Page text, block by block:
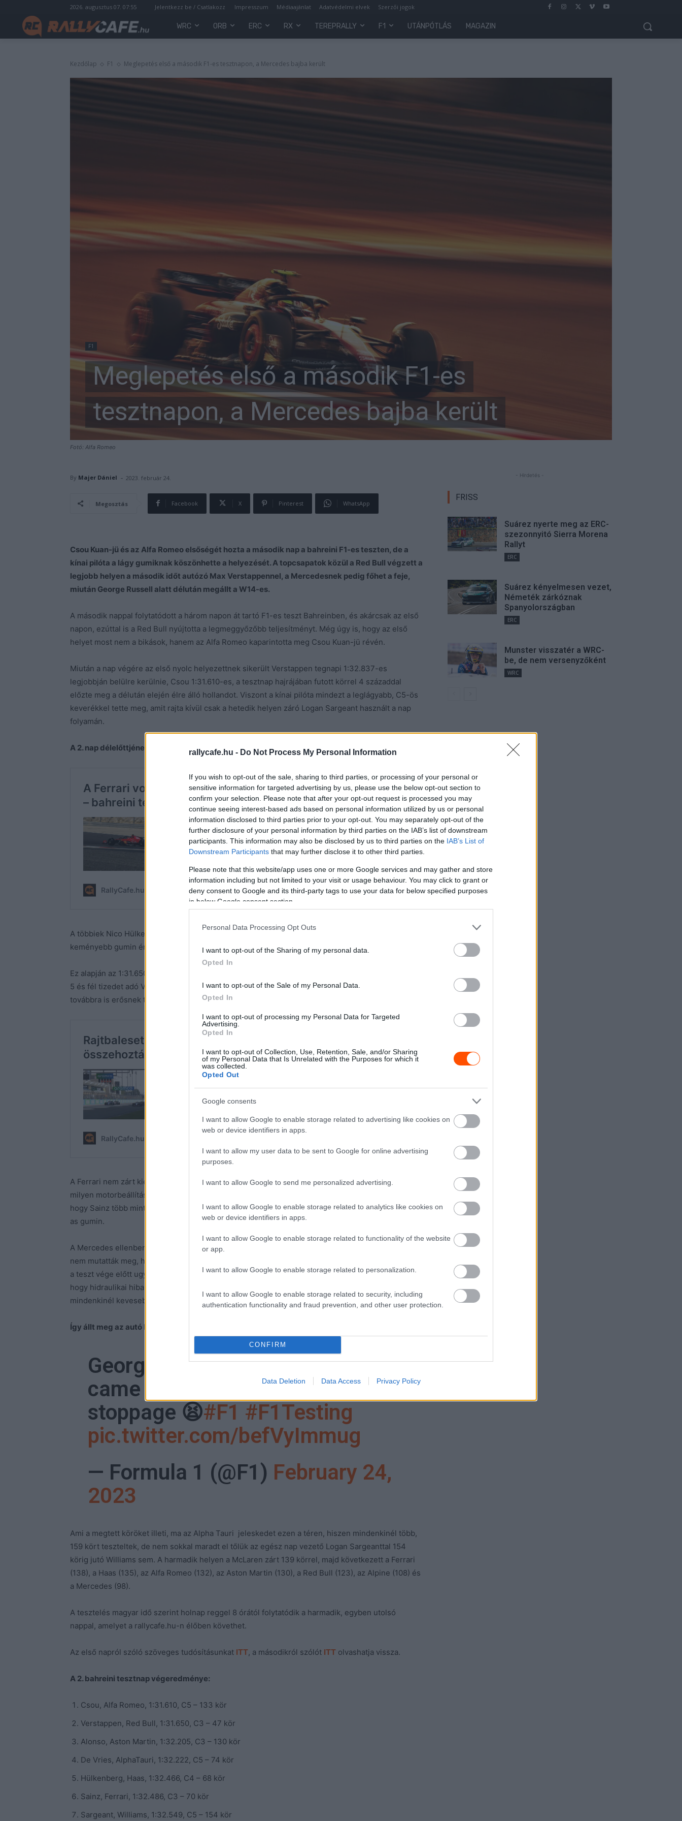
rallycafe.hu - Do Not Process My Personal Information
If you wish to opt-out of the sale, sharing to third parties, or processing of your personal or
sensitive information for targeted advertising by us, please use the below opt-out section to
confirm your selection. Please note that after your opt-out request is processed you may
continue seeing interest-based ads based on personal information utilized by us or personal
information disclosed to third parties prior to your opt-out. You may separately opt-out of the
further disclosure of your personal information by third parties on the IAB’s list of downstream
participants. This information may also be disclosed by us to third parties on the IAB’s List of
Downstream Participants that may further disclose it to other third parties.
Please note that this website/app uses one or more Google services and may gather and store
information including but not limited to your visit or usage behaviour. You may click to grant or
deny consent to Google and its third-party tags to use your data for below specified purposes
in below Google consent section.
Personal Data Processing Opt Outs
I want to opt-out of the Sharing of my personal data.
Opted In
I want to opt-out of the Sale of my Personal Data.
Opted In
I want to opt-out of processing my Personal Data for Targeted
Advertising.
Opted In
I want to opt-out of Collection, Use, Retention, Sale, and/or Sharing
of my Personal Data that Is Unrelated with the Purposes for which it
was collected.
Opted Out
Google consents
I want to allow Google to enable storage related to advertising like cookies on
web or device identifiers in apps.
I want to allow my user data to be sent to Google for online advertising
purposes.
I want to allow Google to send me personalized advertising.
I want to allow Google to enable storage related to analytics like cookies on
web or device identifiers in apps.
I want to allow Google to enable storage related to functionality of the website
or app.
I want to allow Google to enable storage related to personalization.
I want to allow Google to enable storage related to security, including
authentication functionality and fraud prevention, and other user protection.
CONFIRM
Data Deletion Data Access Privacy Policy
2026. augusztus 07. 07:55 Jelentkezz be / Csatlakozz Impresszum Médiaajánlat Adatvédelmi elvek Szerzői jogok
WRC ORB ERC RX TEREPRALLY F1 UTÁNPÓTLÁS MAGAZIN
Kezdőlap F1 Meglepetés első a második F1-es tesztnapon, a Mercedes bajba került
Fotó: Alfa Romeo
F1
Meglepetés első a második F1-es
tesztnapon, a Mercedes bajba került
By Majer Dániel - 2023. február 24.
Megosztás Facebook X Pinterest WhatsApp
Csou Kuan-jü és az Alfa Romeo elsőségét hozta a második nap a bahreini F1-es teszten, de a
kínai pilóta a lágy gumiknak köszönhette a helyezését. A topcsapatok közül a Red Bull végzett a
legjobb helyen a második időt autózó Max Verstappennel, a Mercedesnek pedig főhet a feje,
miután George Russell alatt délután megállt a W14-es.
A második nappal folytatódott a három napon át tartó F1-es teszt Bahreinben, és akárcsak az első
napon, ezúttal is a Red Bull nyújtotta a legmeggyőzőbb teljesítményt. Még úgy is, hogy az első
helyet most nem a bikások, hanem az Alfa Romeo kaparintotta meg Csou Kuan-jü révén.
Miután a nap végére az első nyolc helyezettnek sikerült Verstappen tegnapi 1:32.837-es
legjobbján belülre kerülnie, Csou 1:31.610-es, a tesztnap hajrájában futott körrel 4 századdal
előzte meg a délután elején élre álló hollandot. Viszont a kínai pilóta mindezt a leglágyabb, C5-ös
keverékkel tette meg, amit rajta kívül csak a hetedik helyen záró Logan Sargeant használt a nap
folyamán.
A 2. nap délelőttjének összefoglalója:
A többiek Nico Hülkenberget és Nyck de Vries-t (C4) kivéve mind a C3-as, vagy annál is
keményebb gumin érték el a legjobb idejüket.
Ez alapján az 1:31.650-et repesztő, a szintén C3-ason a harmadik helyen záró Fernando Alonsónak
5 és fél tizedet adó Verstappen teljesítménye ismét kiemelkedett, miközben az Aston Martin
továbbra is erősnek tűnik.
A Ferrari nem zárt kiemelkedő napot, de továbbra sem tudjuk, hogy ki mennyi üzemanyaggal és
milyen motorbeállítással körözött, ezért messzemenő következtetéseket nem lehet levonni abból,
hogy Sainz több mint 8 tizedet, Leclerc pedig több mint 1 másodpercet kapott Verstappentől C3-
as gumin.
A Mercedes ellenben vakarhatja a fejét, mert náluk nemcsak a tempó hiányzott – vagy legalábbis
nem mutatták meg, hogy mit tudnak valójában –, hanem ezúttal a megbízhatóság is, másfél órával
a teszt vége előtt ugyanis George Russell alatt megállt a W14-es. A csapat később megerősítette,
hogy hidraulikai hiba lépett fel, ami miatt másfél órányi pályaidőtől estek el, amiből adódóan
mindenkinél kevesebb km-rel zárták a napot.
Így állt meg az autó Russell alatt:
George Russell's testing session
came to an early end due to this
stoppage 😫#F1 #F1Testing
pic.twitter.com/befVyImmug
— Formula 1 (@F1) February 24,
2023
Ami a megtett köröket illeti, ma az Alpha Tauri jeleskedet ezen a téren, hiszen mindenkinél több,
159 kört teszteltek, de nem sokkal maradt el tőlük az egész nap vezető Logan Sargeanttal 154
körig jutó Williams sem. A harmadik helyen a McLaren zárt 139 körrel, majd következett a Ferrari
(138), a Haas (135), az Alfa Romeo (132), az Aston Martin (130), a Red Bull (123), az Alpine (108) és
a Mercedes (98).
A tesztelés magyar idő szerint holnap reggel 8 órától folytatódik a harmadik, egyben utolsó
nappal, amelyet a rallycafe.hu-n élőben követhet.
Az első napról szóló szöveges tudósításunkat ITT, a másodikról szólót ITT olvashatja vissza.
A 2. bahreini tesztnap végeredménye:
Csou, Alfa Romeo, 1:31.610, C5 – 133 kör
Verstappen, Red Bull, 1:31.650, C3 – 47 kör
Alonso, Aston Martin, 1:32.205, C3 – 130 kör
De Vries, AlphaTauri, 1:32.222, C5 – 74 kör
Hülkenberg, Haas, 1:32.466, C4 – 68 kör
Sainz, Ferrari, 1:32.486, C3 – 70 kör
Sargeant, Williams, 1:32.549, C5 – 154 kör
- Hirdetés -
FRISS
Suárez nyerte meg az ERC-
szezonnyitó Sierra Morena
Rallyt
ERC
Suárez kényelmesen vezet,
Németék zárkóznak
Spanyolországban
ERC
Munster visszatér a WRC-
be, de nem versenyzőként
WRC